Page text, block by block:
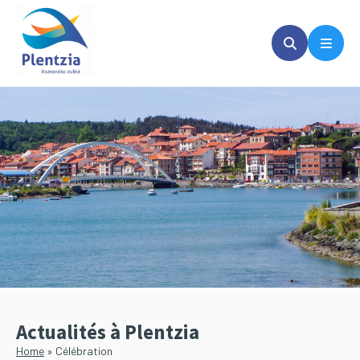
Passer
contenu
principal
Passer
Actualités à Plentzia
Home » Célébration